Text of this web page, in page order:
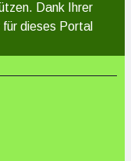
Dank Ihrer
dieses Portal